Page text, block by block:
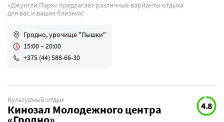
«Джунгли Парк» предлагает различные варианты отдыха
для вас и ваших близких!
Гродно, урочище "Пышки"
15:00 − 20:00
+375 (44) 588-66-30
4.8
Культурный отдых
Кинозал Молодежного центра